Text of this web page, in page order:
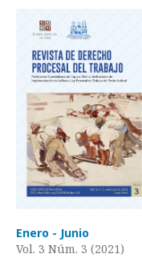
Enero - Junio
Vol. 3 Núm. 3 (2021)